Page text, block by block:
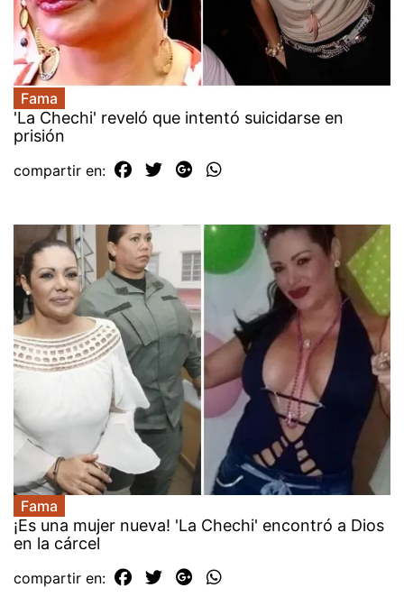
Fama
'La Chechi' reveló que intentó suicidarse en
prisión
compartir en:
Fama
¡Es una mujer nueva! 'La Chechi' encontró a Dios
en la cárcel
compartir en: